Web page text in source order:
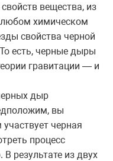
вещества, из
химическом
свойства черной
есть, черные дыры
гравитации — и
дыр
вы
черная
процесс
результате из двух